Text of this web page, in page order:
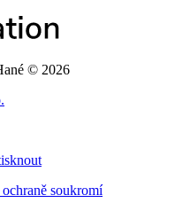
© 2026
soukromí